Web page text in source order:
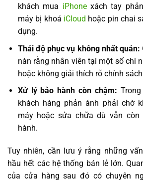
khách mua iPhonexách tay
máy bị khoá iCloud hoặc pin chai
dụng.
Thái độ phục vụ không nhất quán:
nàn rằng nhân viên tại một số chi
hoặc không giải thích rõ chính
Xử lý bảo hành còn chậm:
khách hàng phản ánh phải chờ
máy hoặc sửa chữa dù vẫn
hành.
Tuy nhiên, cần lưu ý rằng những
hầu hết các hệ thống bán lẻ lớn.
của cửa hàng sau đó có chuyên